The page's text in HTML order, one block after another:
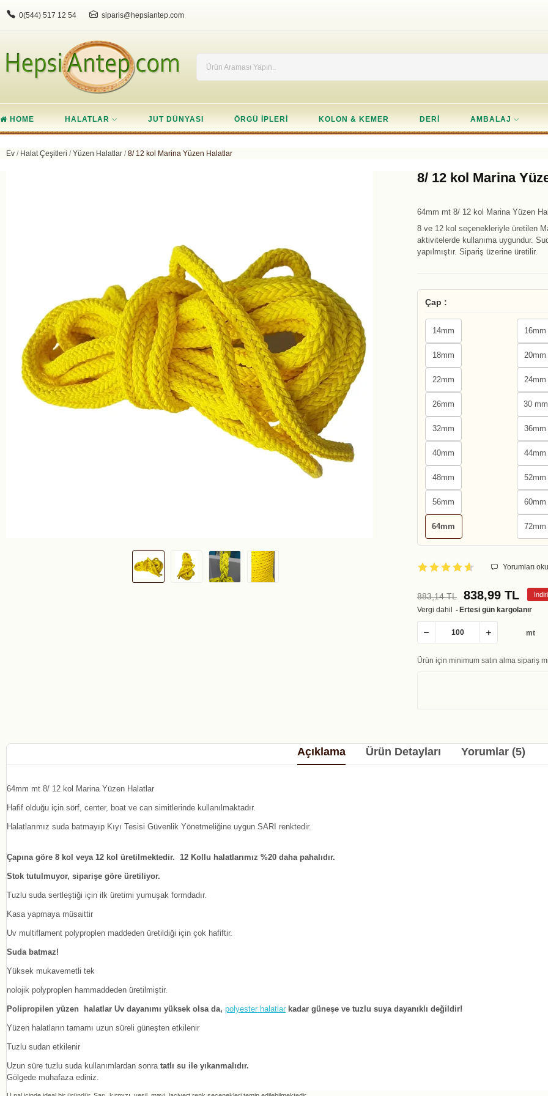
0(544) 517 12 54 siparis@hepsiantep.com
HOME HALATLAR JUT DÜNYASI ÖRGÜ IPLERI KOLON & KEMER DERI AMBALAJ
Ev Halat Çeşitleri Yüzen Halatlar 8/ 12 kol Marina Yüzen Halatlar
8/ 12 kol Marina
64mm mt 8/ 12 kol Marina Yüzen
8 ve 12 kol seçenekleriyle üretilen
aktivitelerde kullanıma uygundur.
yapılmıştır. Sipariş üzerine üretilir.
Çap :
14mm 16mm
18mm 20mm
22mm 24mm
26mm 30 mm
32mm 36mm
40mm 44mm
48mm 52mm
56mm 60mm
64mm 72mm
Yorumları
883,14 TL 838,99 TL
Vergi dahil Ertesi gün kargolanır
mt
Ürün için minimum satın alma sipariş
Açıklama Ürün Detayları Yorumlar (5)
64mm mt 8/ 12 kol Marina Yüzen Halatlar
Hafif olduğu için sörf, center, boat ve can simitlerinde kullanılmaktadır.
Halatlarımız suda batmayıp Kıyı Tesisi Güvenlik Yönetmeliğine uygun SARI renktedir.
Çapına göre 8 kol veya 12 kol üretilmektedir. 12 Kollu halatlarımız %20 daha pahalıdır.
Stok tutulmuyor, siparişe göre üretiliyor.
Tuzlu suda sertleştiği için ilk üretimi yumuşak formdadır.
Kasa yapmaya müsaittir
Uv multiflament polyproplen maddeden üretildiği için çok hafiftir.
Suda batmaz!
Yüksek mukavemetli tek
nolojik polyproplen hammaddeden üretilmiştir.
Polipropilen yüzen halatlar Uv dayanımı yüksek olsa da, polyester halatlar kadar güneşe ve tuzlu suya dayanıklı değildir!
Yüzen halatların tamamı uzun süreli güneşten etkilenir
Tuzlu sudan etkilenir
Uzun süre tuzlu suda kullanımlardan sonra tatlı su ile yıkanmalıdır.
Gölgede muhafaza ediniz.